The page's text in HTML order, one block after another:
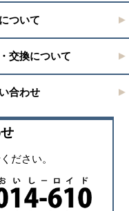
ついて
交換について
合わせ
ださい。